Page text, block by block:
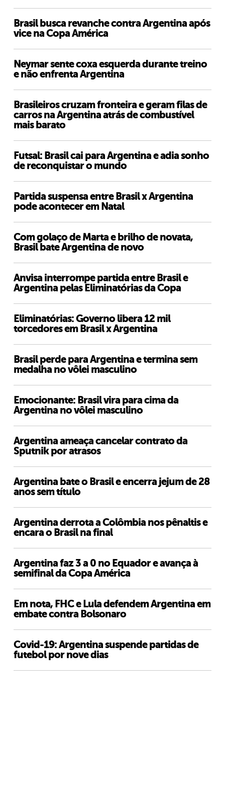
Brasil busca revanche contra Argentina após
vice na Copa América
Neymar sente coxa esquerda durante treino
e não enfrenta Argentina
Brasileiros cruzam fronteira e geram filas de
carros na Argentina atrás de combustível
mais barato
Futsal: Brasil cai para Argentina e adia sonho
de reconquistar o mundo
Partida suspensa entre Brasil x Argentina
pode acontecer em Natal
Com golaço de Marta e brilho de novata,
Brasil bate Argentina de novo
Anvisa interrompe partida entre Brasil e
Argentina pelas Eliminatórias da Copa
Eliminatórias: Governo libera 12 mil
torcedores em Brasil x Argentina
Brasil perde para Argentina e termina sem
medalha no vôlei masculino
Emocionante: Brasil vira para cima da
Argentina no vôlei masculino
Argentina ameaça cancelar contrato da
Sputnik por atrasos
Argentina bate o Brasil e encerra jejum de 28
anos sem título
Argentina derrota a Colômbia nos pênaltis e
encara o Brasil na final
Argentina faz 3 a 0 no Equador e avança à
semifinal da Copa América
Em nota, FHC e Lula defendem Argentina em
embate contra Bolsonaro
Covid-19: Argentina suspende partidas de
futebol por nove dias